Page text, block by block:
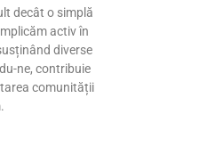
decât o simplă
activ în
diverse
ne, contribuie
comunității